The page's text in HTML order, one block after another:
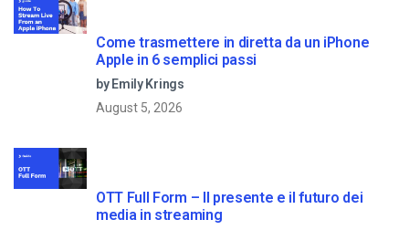
Come trasmettere in diretta da un iPhone
Apple in 6 semplici passi
by Emily Krings
August 5, 2026
OTT Full Form – Il presente e il futuro dei
media in streaming